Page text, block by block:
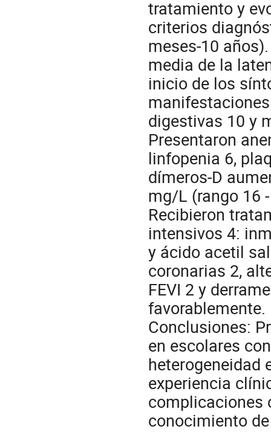
tratamiento y
criterios
meses-10
media de la
inicio de los
digestivas 10 y
Presentaron
linfopenia 6,
dímeros-D
mg/L (rango 16
Recibieron
intensivos 4:
y ácido acetil
coronarias 2,
FEVI 2 y
favorablemente.
Conclusiones:
en escolares
heterogeneidad
experiencia
complicaciones
conocimiento